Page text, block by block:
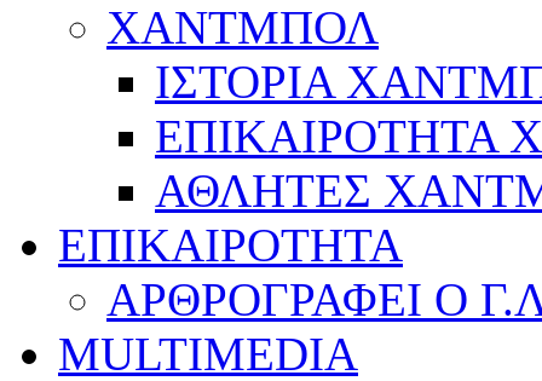
ΧΑΝΤΜΠΟΛ
ΙΣΤΟΡΙΑ
ΕΠΙΚΑΙΡΟΤΗΤΑ
ΑΘΛΗΤΕΣ
ΕΠΙΚΑΙΡΟΤΗΤΑ
ΑΡΘΡΟΓΡΑΦΕΙ Ο
MULTIMEDIA